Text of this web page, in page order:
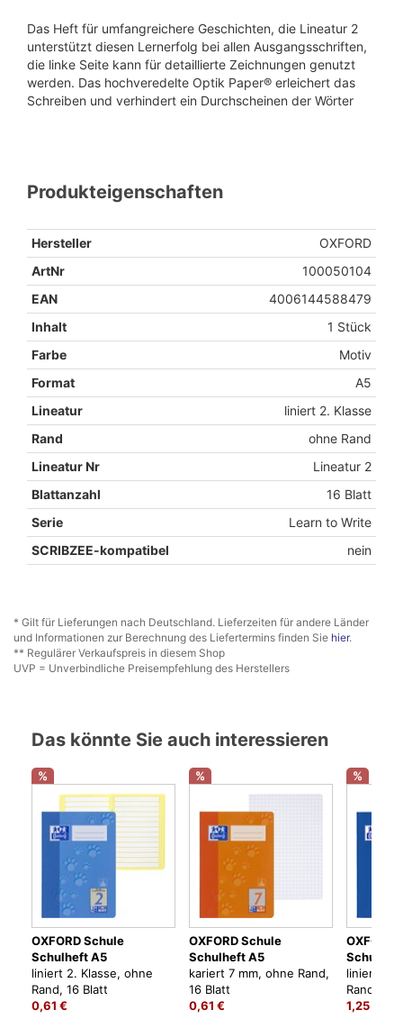
Das Heft für umfangreichere Geschichten, die Lineatur 2
unterstützt diesen Lernerfolg bei allen Ausgangsschriften,
die linke Seite kann für detaillierte Zeichnungen genutzt
werden. Das hochveredelte Optik Paper® erleichert das
Schreiben und verhindert ein Durchscheinen der Wörter
Produkteigenschaften
Hersteller
OXFORD
ArtNr
100050104
EAN
4006144588479
Inhalt
1 Stück
Farbe
Motiv
Format
A5
Lineatur
liniert 2. Klasse
Rand
ohne Rand
Lineatur Nr
Lineatur 2
Blattanzahl
16 Blatt
Serie
Learn to Write
SCRIBZEE-kompatibel
nein
* Gilt für Lieferungen nach Deutschland. Lieferzeiten für andere Länder
und Informationen zur Berechnung des Liefertermins finden Sie hier.
** Regulärer Verkaufspreis in diesem Shop
UVP = Unverbindliche Preisempfehlung des Herstellers
Das könnte Sie auch interessieren
%
OXFORD Schule
Schulheft A5
liniert 2. Klasse, ohne
Rand, 16 Blatt
0,61 €
%
OXFORD Schule
Schulheft A5
kariert 7 mm, ohne Rand,
16 Blatt
0,61 €
%
OXFORD
liniert 2.
Rand, 32
1,25 €